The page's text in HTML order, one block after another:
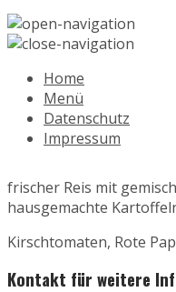
Home
Menü
Datenschutz
Impressum
frischer Reis mit
hausgemachte
Kirschtomaten, Rote
Kontakt für weitere